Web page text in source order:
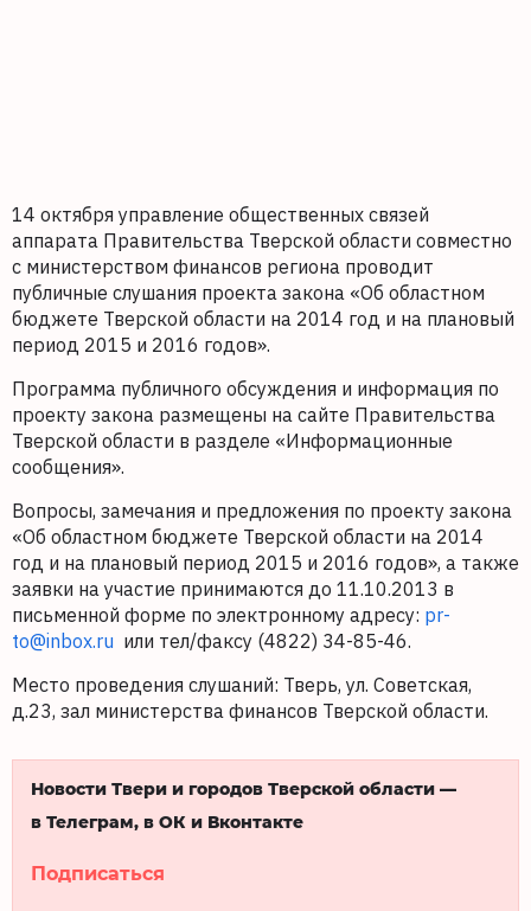
14 октября управление общественных связей
аппарата Правительства Тверской области совместно
с министерством финансов региона проводит
публичные слушания проекта закона «Об областном
бюджете Тверской области на 2014 год и на плановый
период 2015 и 2016 годов».
Программа публичного обсуждения и информация по
проекту закона размещены на сайте Правительства
Тверской области в разделе «Информационные
сообщения».
Вопросы, замечания и предложения по проекту закона
«Об областном бюджете Тверской области на 2014
год и на плановый период 2015 и 2016 годов», а также
заявки на участие принимаются до 11.10.2013 в
письменной форме по электронному адресу: pr-
to@inbox.ru или тел/факсу (4822) 34-85-46.
Место проведения слушаний: Тверь, ул. Советская,
д.23, зал министерства финансов Тверской области.
Новости Твери и городов Тверской области —
в Телеграм, в ОК и Вконтакте
Подписаться